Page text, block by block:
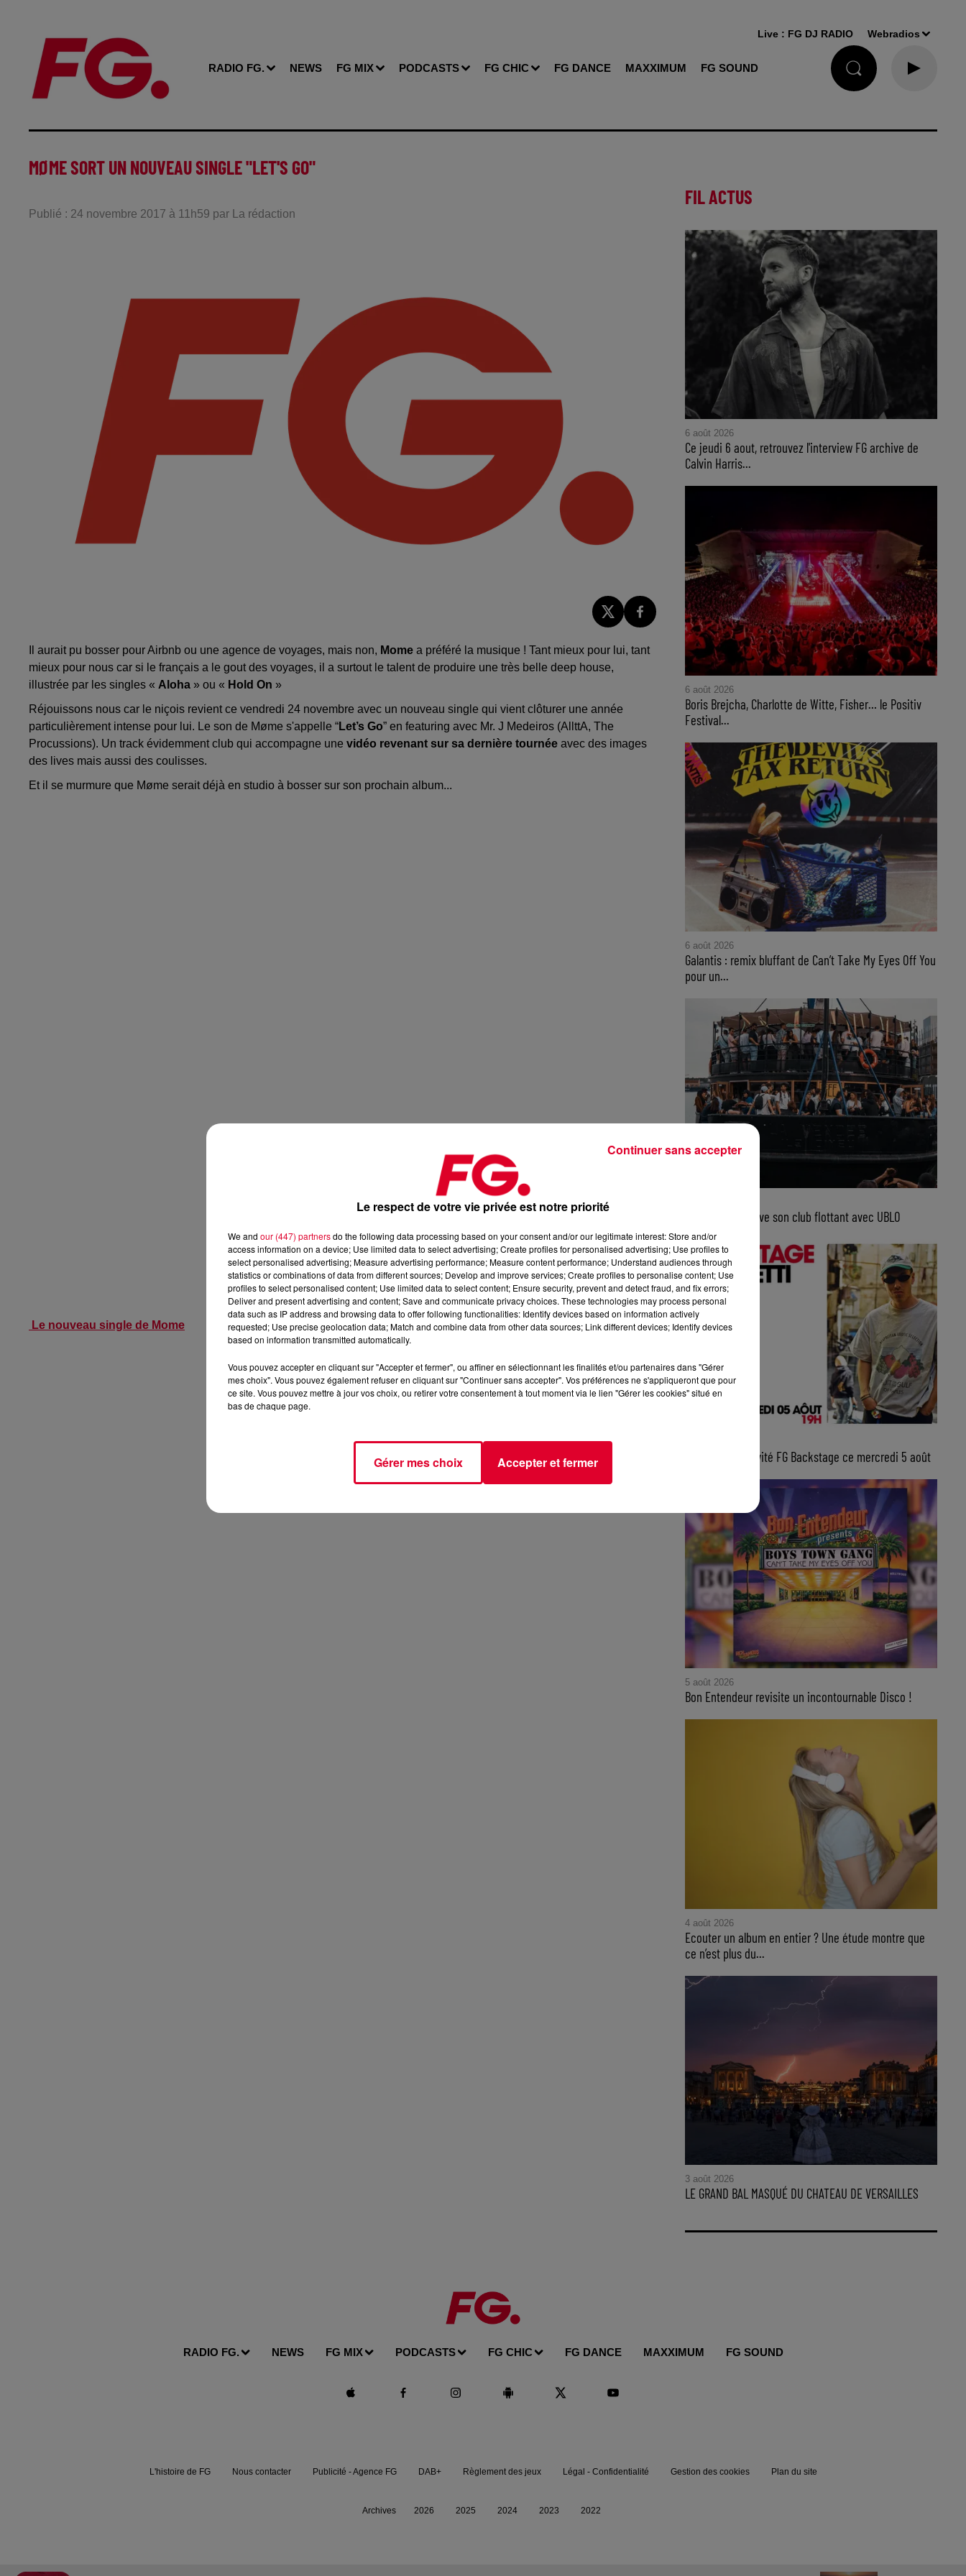
RADIO FG. NEWS FG MIX PODCASTS FG CHIC FG DANCE MAXXIMUM FG SOUND
Live : FG DJ RADIO Webradios
MØME SORT UN NOUVEAU SINGLE "LET'S GO"
Publié : 24 novembre 2017 à 11h59 par La rédaction
Il aurait pu bosser pour Airbnb ou une agence de voyages, mais non, Mome a préféré la musique ! Tant mieux pour lui, tant
mieux pour nous car si le français a le gout des voyages, il a surtout le talent de produire une très belle deep house,
illustrée par les singles « Aloha » ou « Hold On »
Réjouissons nous car le niçois revient ce vendredi 24 novembre avec un nouveau single qui vient clôturer une année
particulièrement intense pour lui. Le son de Møme s'appelle “Let’s Go” en featuring avec Mr. J Medeiros (AllttA, The
Procussions). Un track évidemment club qui accompagne une vidéo revenant sur sa dernière tournée avec des images
des lives mais aussi des coulisses.
Et il se murmure que Møme serait déjà en studio à bosser sur son prochain album...
Le nouveau single de Mome
FIL ACTUS
6 août 2026
Ce jeudi 6 aout, retrouvez l'interview FG archive de
Calvin Harris...
6 août 2026
Boris Brejcha, Charlotte de Witte, Fisher… le Positiv
Festival...
6 août 2026
Galantis : remix bluffant de Can’t Take My Eyes Off You
pour un...
Bordeaux retrouve son club flottant avec UBLO
Lucas Sketti, invité FG Backstage ce mercredi 5 août
5 août 2026
Bon Entendeur revisite un incontournable Disco !
4 août 2026
Ecouter un album en entier ? Une étude montre que
ce n’est plus du...
3 août 2026
LE GRAND BAL MASQUÉ DU CHATEAU DE VERSAILLES
RADIO FG. NEWS FG MIX PODCASTS FG CHIC FG DANCE MAXXIMUM FG SOUND
L'histoire de FG Nous contacter Publicité - Agence FG DAB+ Règlement des jeux Légal - Confidentialité Gestion des cookies Plan du site
Archives 2026 2025 2024 2023 2022
Le respect de votre vie privée est notre priorité
We and our (447) partnersdo the following data processing based on your consent and/or our legitimate interest: Store and/or
access information on a device; Use limited data to select advertising; Create profiles for personalised advertising; Use profiles to
select personalised advertising; Measure advertising performance; Measure content performance; Understand audiences through
statistics or combinations of data from different sources; Develop and improve services; Create profiles to personalise content; Use
profiles to select personalised content; Use limited data to select content; Ensure security, prevent and detect fraud, and fix errors;
Deliver and present advertising and content; Save and communicate privacy choices. These technologies may process personal
data such as IP address and browsing data to offer following functionalities: Identify devices based on information actively
requested; Use precise geolocation data; Match and combine data from other data sources; Link different devices; Identify devices
based on information transmitted automatically.
Vous pouvez accepter en cliquant sur "Accepter et fermer", ou affiner en sélectionnant les finalités et/ou partenaires dans "Gérer
mes choix". Vous pouvez également refuser en cliquant sur "Continuer sans accepter". Vos préférences ne s'appliqueront que pour
ce site. Vous pouvez mettre à jour vos choix, ou retirer votre consentement à tout moment via le lien "Gérer les cookies" situé en
bas de chaque page.
Gérer mes choix Accepter et fermer
Continuer sans accepter